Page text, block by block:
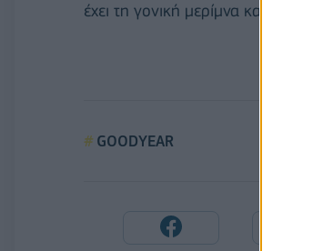
έχει τη γονική μερίμνα καθώς και
GOODYEAR